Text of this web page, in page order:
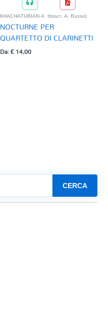
KHACHATURIAN A. (trascr. A. Russo)
NOCTURNE PER
QUARTETTO DI CLARINETTI
Da:€14,00
CERCA